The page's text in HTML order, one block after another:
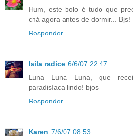
Hum, este bolo é tudo que
chá agora antes de dormir... Bjs!
Responder
laila radice 6/6/07 22:47
Luna Luna Luna, que
paradisíaca!lindo! bjos
Responder
Karen 7/6/07 08:53